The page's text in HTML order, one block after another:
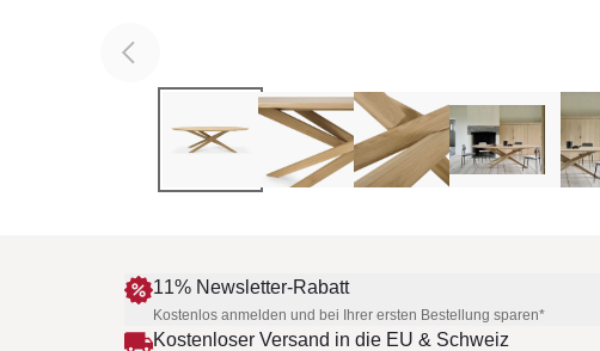
11% Newsletter-Rabatt
Kostenlos anmelden und bei Ihrer ersten Bestellung sparen*
Kostenloser Versand in die EU & Schweiz